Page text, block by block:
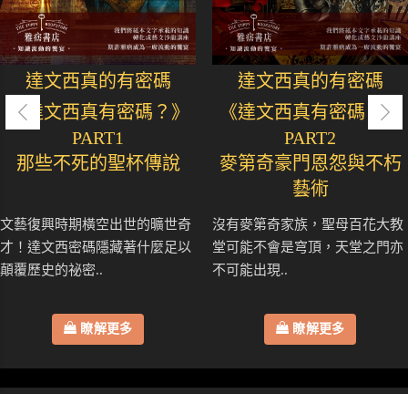
達文西真的有密碼
《達文西真有密碼？》
PART1
那些不死的聖杯傳說
文藝復興時期橫空出世的曠世奇
才！達文西密碼隱藏著什麼足以
顛覆歷史的祕密..
瞭解更多
達文西真的有密碼
《達文西真有密碼？》
PART2
麥第奇豪門恩怨與不朽
藝術
沒有麥第奇家族，聖母百花大教
堂可能不會是穹頂，天堂之門亦
不可能出現..
瞭解更多